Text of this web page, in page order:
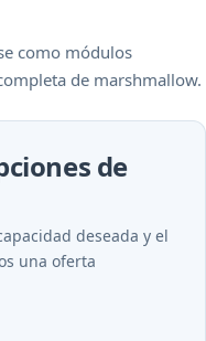
como módulos
de marshmallow.
de
deseada y el
una oferta